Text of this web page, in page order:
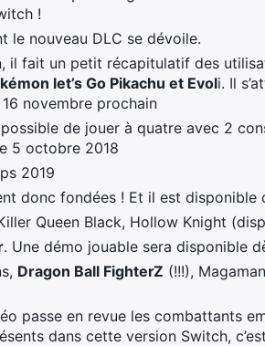
!
le nouveau DLC se dévoile.
il fait un petit récapitulatif des
let’s Go Pikachu et Evoli. Il
novembre prochain
de jouer à quatre avec 2
5 octobre 2018
2019
donc fondées ! Et il est disponible
Queen Black, Hollow Knight
. Une démo jouable sera disponible
Dragon Ball FighterZ (!!!),
passe en revue les combattants
dans cette version Switch,